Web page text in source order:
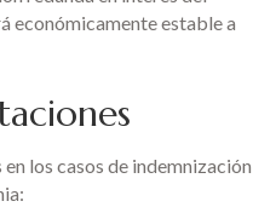
económicamente estable a
los casos de indemnización